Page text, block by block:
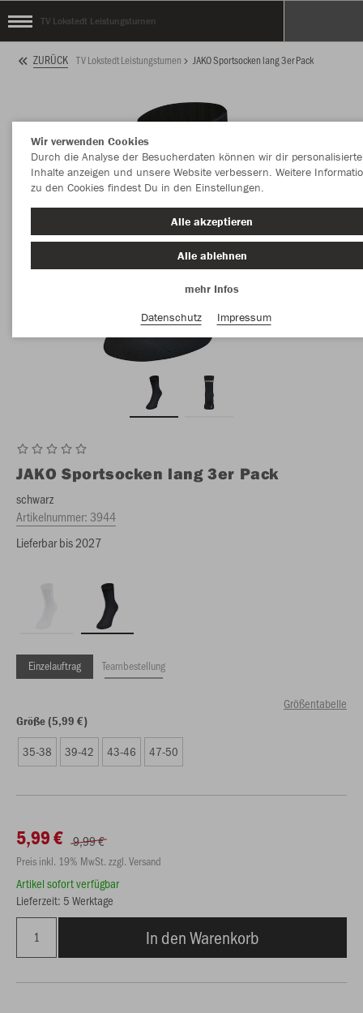
TV Lokstedt Leistungsturnen
ZURÜCK TV Lokstedt Leistungsturnen JAKO Sportsocken lang 3er Pack
JAKO Sportsocken lang 3er Pack
schwarz
Artikelnummer:3944
Lieferbar bis 2027
Einzelauftrag Teambestellung
Größentabelle
Größe (5,99 €)
35-38 39-42 43-46 47-50
5,99 € 9,99 €
Preis inkl. 19% MwSt. zzgl. Versand
Artikel sofort verfügbar
Lieferzeit: 5 Werktage
In den Warenkorb
Wir verwenden Cookies
Durch die Analyse der Besucherdaten können wir dir personalisierte
Inhalte anzeigen und unsere Website verbessern. Weitere
zu den Cookies findest Du in den Einstellungen.
Alle akzeptieren
Alle ablehnen
mehr Infos
Datenschutz
Impressum